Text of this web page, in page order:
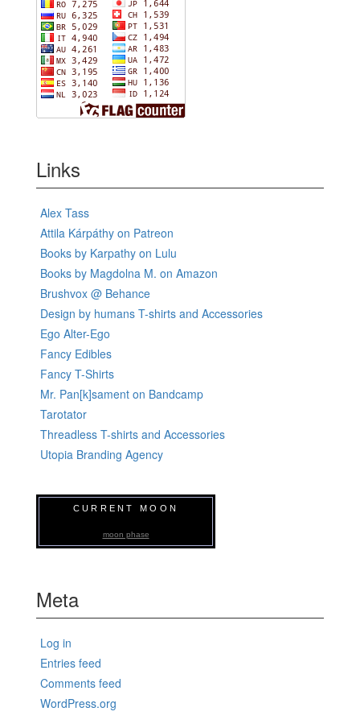
Links
Alex Tass
Attila Kárpáthy on Patreon
Books by Karpathy on Lulu
Books by Magdolna M. on Amazon
Brushvox @ Behance
Design by humans T-shirts and Accessories
Ego Alter-Ego
Fancy Edibles
Fancy T-Shirts
Mr. Pan[k]sament on Bandcamp
Tarotator
Threadless T-shirts and Accessories
Utopia Branding Agency
CURRENT MOON
moon phase
Meta
Log in
Entries feed
Comments feed
WordPress.org